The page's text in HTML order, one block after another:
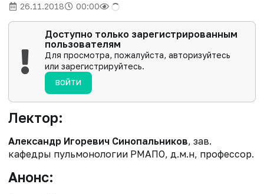
26.11.2018 00:00
Доступно только зарегистрированным
пользователям
Для просмотра, пожалуйста, авторизуйтесь
или зарегистрируйтесь.
ВОЙТИ
Лектор:
Александр Игоревич Синопальников, зав.
кафедры пульмонологии РМАПО, д.м.н, профессор.
Анонс: